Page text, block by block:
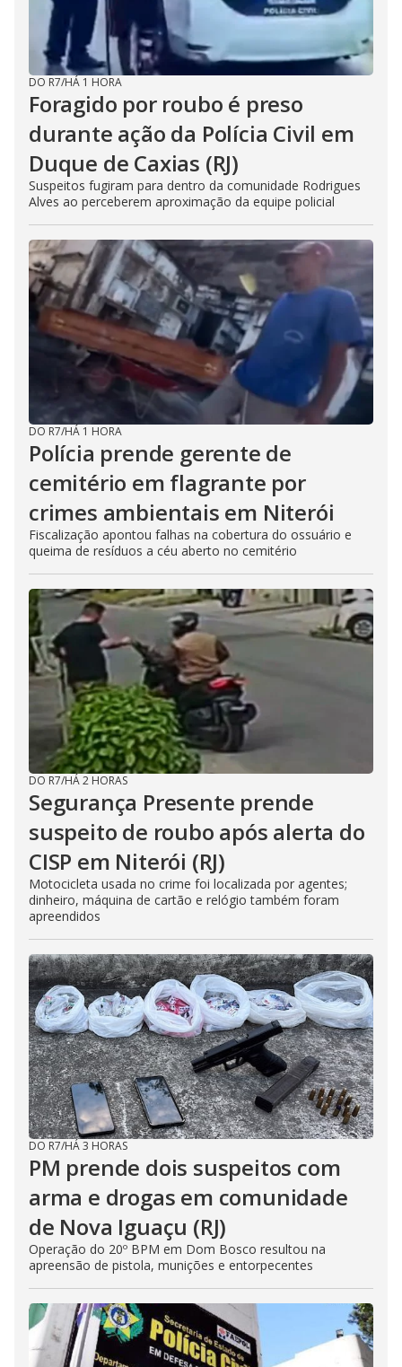
DO R7/HÁ 1 HORA
Foragido por roubo é preso
durante ação da Polícia Civil em
Duque de Caxias (RJ)
Suspeitos fugiram para dentro da comunidade Rodrigues
Alves ao perceberem aproximação da equipe policial
DO R7/HÁ 1 HORA
Polícia prende gerente de
cemitério em flagrante por
crimes ambientais em Niterói
Fiscalização apontou falhas na cobertura do ossuário e
queima de resíduos a céu aberto no cemitério
DO R7/HÁ 2 HORAS
Segurança Presente prende
suspeito de roubo após alerta do
CISP em Niterói (RJ)
Motocicleta usada no crime foi localizada por agentes;
dinheiro, máquina de cartão e relógio também foram
apreendidos
DO R7/HÁ 3 HORAS
PM prende dois suspeitos com
arma e drogas em comunidade
de Nova Iguaçu (RJ)
Operação do 20º BPM em Dom Bosco resultou na
apreensão de pistola, munições e entorpecentes